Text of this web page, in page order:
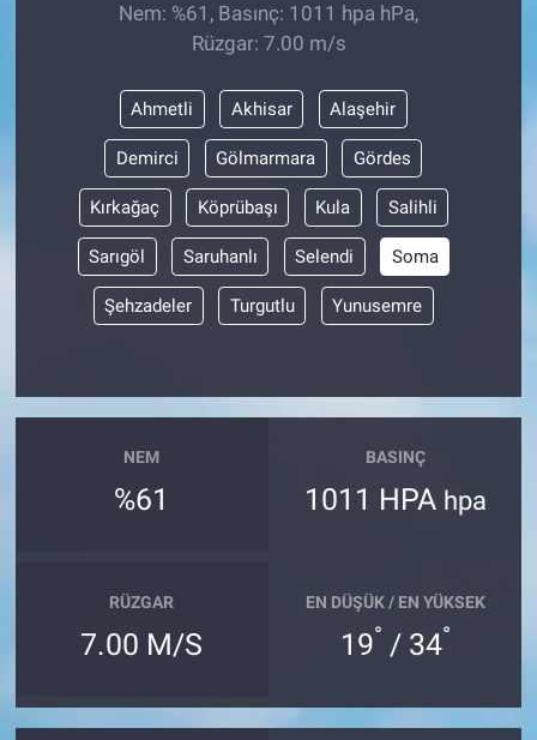
Nem: %61, Basınç: 1011 hpa hPa,
Rüzgar: 7.00 m/s
Ahmetli Akhisar Alaşehir
Demirci Gölmarmara Gördes
Kırkağaç Köprübaşı Kula Salihli
Sarıgöl Saruhanlı Selendi Soma
Şehzadeler Turgutlu Yunusemre
NEM
%61
BASINÇ
1011 HPA hpa
RÜZGAR
7.00 M/S
EN DÜŞÜK / EN YÜKSEK
19° / 34°